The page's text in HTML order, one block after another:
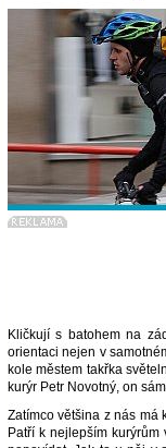
Kličkují s batohem na
orientaci nejen v
kole městem takřka
kurýr Petr Novotný, on
Zatímco většina z nás má
Patří k nejlepším